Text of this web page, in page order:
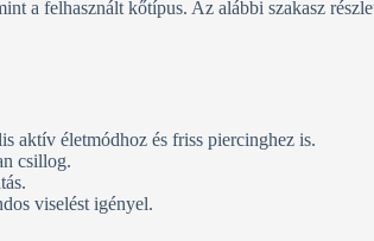
a felhasznált kőtípus. Az alábbi szakasz
aktív életmódhoz és friss piercinghez is.
csillog.
viselést igényel.